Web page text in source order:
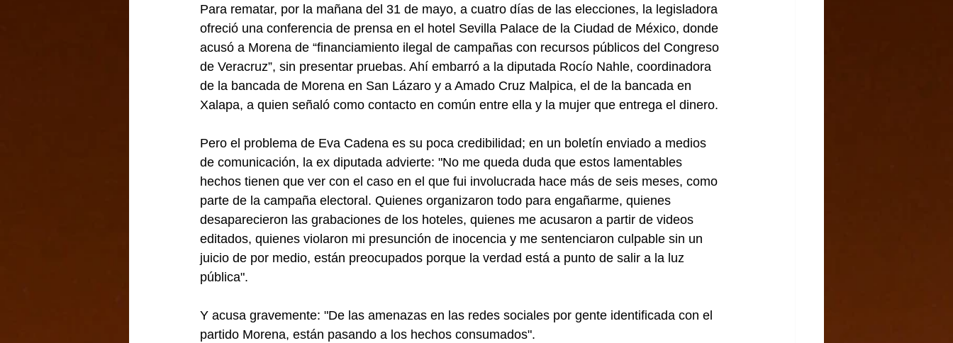
Para rematar, por la mañana del 31 de mayo, a cuatro días de las elecciones, la legisladora
ofreció una conferencia de prensa en el hotel Sevilla Palace de la Ciudad de México, donde
acusó a Morena de “financiamiento ilegal de campañas con recursos públicos del Congreso
de Veracruz”, sin presentar pruebas. Ahí embarró a la diputada Rocío Nahle, coordinadora
de la bancada de Morena en San Lázaro y a Amado Cruz Malpica, el de la bancada en
Xalapa, a quien señaló como contacto en común entre ella y la mujer que entrega el dinero.
Pero el problema de Eva Cadena es su poca credibilidad; en un boletín enviado a medios
de comunicación, la ex diputada advierte: "No me queda duda que estos lamentables
hechos tienen que ver con el caso en el que fui involucrada hace más de seis meses, como
parte de la campaña electoral. Quienes organizaron todo para engañarme, quienes
desaparecieron las grabaciones de los hoteles, quienes me acusaron a partir de videos
editados, quienes violaron mi presunción de inocencia y me sentenciaron culpable sin un
juicio de por medio, están preocupados porque la verdad está a punto de salir a la luz
pública".
Y acusa gravemente: "De las amenazas en las redes sociales por gente identificada con el
partido Morena, están pasando a los hechos consumados".